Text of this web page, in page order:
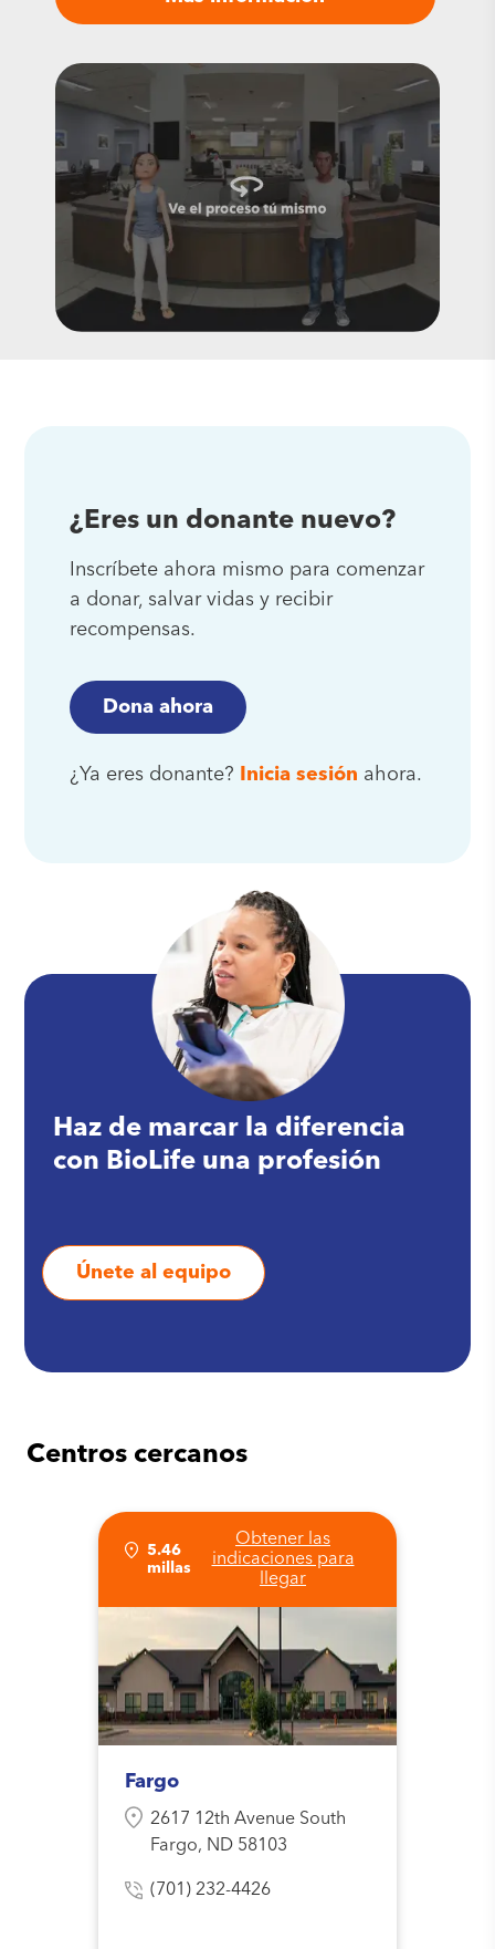
¿Eres un donante nuevo?
Inscríbete ahora mismo para comenzar
a donar, salvar vidas y recibir
recompensas.
Dona ahora
¿Ya eres donante? Inicia sesión ahora.
Haz de marcar la diferencia
con BioLife una profesión
Únete al equipo
Centros cercanos
5.46
millas
Obtener las
indicaciones para
llegar
Fargo
2617 12th Avenue South
Fargo, ND 58103
(701) 232-4426